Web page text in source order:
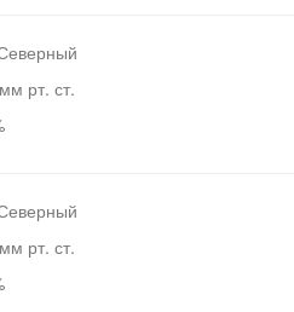
рт. ст.
рт. ст.